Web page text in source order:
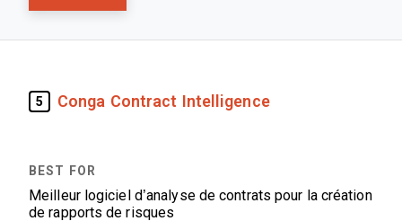
5 Conga Contract Intelligence
Meilleur logiciel d’analyse de contrats pour la création
de rapports de risques